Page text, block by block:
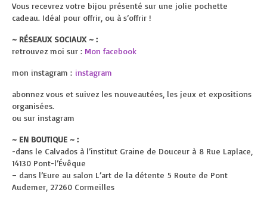
Vous recevrez votre bijou présenté sur une jolie pochette
cadeau. Idéal pour offrir, ou à s’offrir !
~ RÉSEAUX SOCIAUX ~ :
retrouvez moi sur : Mon facebook
mon instagram : instagram
abonnez vous et suivez les nouveautées, les jeux et expositions
organisées.
ou sur instagram
~ EN BOUTIQUE ~ :
-dans le Calvados à l’institut Graine de Douceur à 8 Rue Laplace,
14130 Pont-l’Évêque
– dans l’Eure au salon L’art de la détente 5 Route de Pont
Audemer, 27260 Cormeilles